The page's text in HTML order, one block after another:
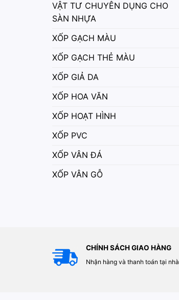
VẬT TƯ CHUYÊN DỤNG CHO
SÀN NHỰA
XỐP GẠCH MÀU
XỐP GẠCH THẺ MÀU
XỐP GIẢ DA
XỐP HOA VĂN
XỐP HOẠT HÌNH
XỐP PVC
XỐP VÂN ĐÁ
XỐP VÂN GỖ
CHÍNH SÁCH GIAO HÀNG
Nhận hàng và thanh toán tại nhà